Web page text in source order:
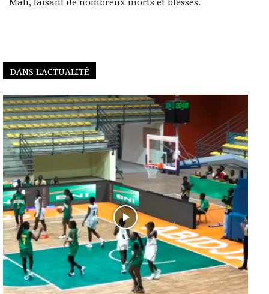
Mali, faisant de nombreux morts et blessés.
DANS L'ACTUALITÉ